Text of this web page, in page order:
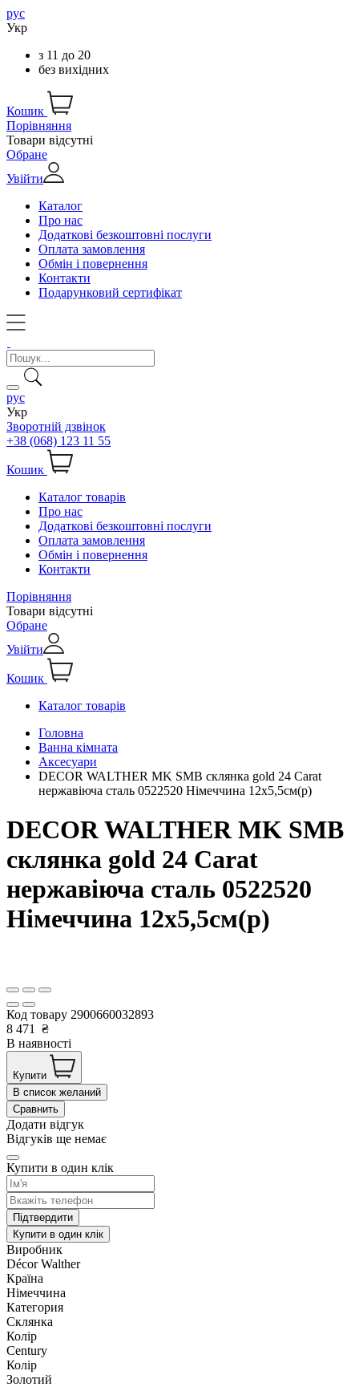
рус
Укр
з 11 до 20
без вихідних
Кошик
Порівняння
Товари відсутні
Обране
Увійти
Каталог
Про нас
Додаткові безкоштовні послуги
Оплата замовлення
Обмін і повернення
Контакти
Подарунковий сертифікат
рус
Укр
Зворотній дзвінок
+38 (068) 123 11 55
Кошик
Каталог товарів
Про нас
Додаткові безкоштовні послуги
Оплата замовлення
Обмін і повернення
Контакти
Порівняння
Товари відсутні
Обране
Увійти
Кошик
Каталог товарів
Головна
Ванна кімната
Аксесуари
DECOR WALTHER MK SMB склянка gold 24 Сarat
нержавіюча сталь 0522520 Німеччина 12x5,5см(р)
DECOR WALTHER MK SMB
склянка gold 24 Сarat
нержавіюча сталь 0522520
Німеччина 12x5,5см(р)
Код товару 2900660032893
8 471
₴
В наявності
Купити
В список желаний
Сравнить
Додати відгук
Відгуків ще немає
Купити в один клік
Підтвердити
Купити в один клік
Виробник
Décor Walther
Країна
Німеччина
Категория
Склянка
Колір
Century
Колір
Золотий